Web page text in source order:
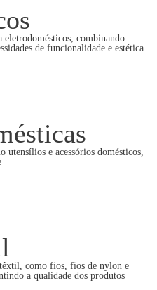
eletrodomésticos, combinando
de funcionalidade e estética
e acessórios domésticos,
como fios, fios de nylon e
a qualidade dos produtos